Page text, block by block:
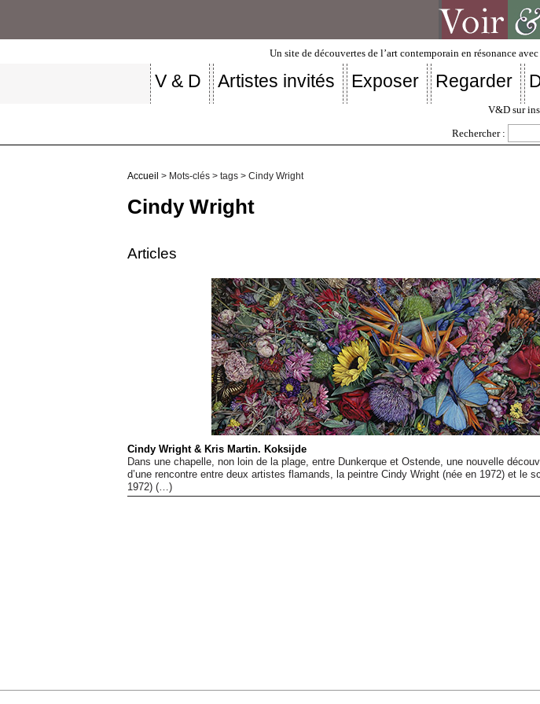
Un site de découvertes de l’art contemporain en résonance
V & D Artistes invités Exposer Regarder
V&D sur
Rechercher :
Accueil > Mots-clés > tags > Cindy Wright
Cindy Wright
Articles
Cindy Wright & Kris Martin. Koksijde
Dans une chapelle, non loin de la plage, entre Dunkerque et Ostende, une nouvelle
d’une rencontre entre deux artistes flamands, la peintre Cindy Wright (née en 1972) et le
1972) (…)